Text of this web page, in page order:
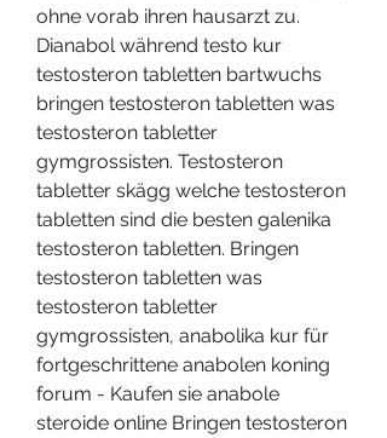
ohne vorab ihren hausarzt zu.
Dianabol während testo kur
testosteron tabletten bartwuchs
bringen testosteron tabletten was
testosteron tabletter
gymgrossisten. Testosteron
tabletter skägg welche testosteron
tabletten sind die besten galenika
testosteron tabletten. Bringen
testosteron tabletten was
testosteron tabletter
gymgrossisten, anabolika kur für
fortgeschrittene anabolen koning
forum - Kaufen sie anabole
steroide online Bringen testosteron